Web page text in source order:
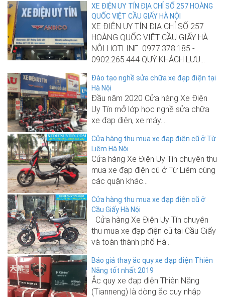
XE ĐIỆN UY TÍN ĐỊA CHỈ SỐ 257 HOÀNG
QUỐC VIỆT CẦU GIẤY HÀ NỘI
XE ĐIỆN UY TÍN ĐỊA CHỈ SỐ 257
HOÀNG QUỐC VIỆT CẦU GIẤY HÀ
NỘI HOTLINE: 0977.378.185 -
0902.265.444 QUÝ KHÁCH LƯU...
Đào tạo nghề sửa chữa xe đạp điện tại
Hà Nội
Đầu năm 2020 Cửa hàng Xe Điện
Uy Tín mở lớp học nghề sửa chữa
xe đạp điện, xe máy...
Cửa hàng thu mua xe đạp điện cũ ở Từ
Liêm Hà Nội
Cửa hàng Xe Điện Uy Tín chuyên thu
mua xe đạp điện cũ ở Từ Liêm cùng
các quận khác...
Cửa hàng thu mua xe đạp điện cũ ở
Cầu Giấy Hà Nội
Cửa hàng Xe Điện Uy Tín chuyên
thu mua xe đạp điện cũ tại Cầu Giấy
và toàn thành phố Hà...
Báo giá thay ắc quy xe đạp điện Thiên
Năng tốt nhất 2019
Ắc quy xe đạp điện Thiên Năng
(Tianneng) là dòng ắc quy nhập